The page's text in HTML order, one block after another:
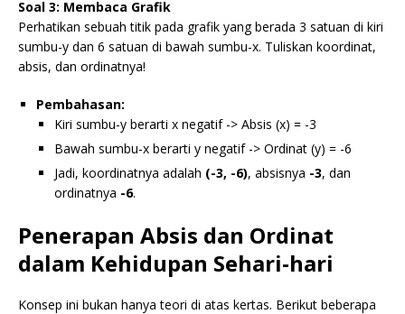
Soal 3: Membaca Grafik
Perhatikan sebuah titik pada grafik yang berada 3 satuan di kiri
sumbu-y dan 6 satuan di bawah sumbu-x. Tuliskan koordinat,
absis, dan ordinatnya!
Pembahasan:
Kiri sumbu-y berarti x negatif -> Absis (x) = -3
Bawah sumbu-x berarti y negatif -> Ordinat (y) = -6
Jadi, koordinatnya adalah (-3, -6), absisnya -3, dan
ordinatnya -6.
Penerapan Absis dan Ordinat
dalam Kehidupan Sehari-hari
Konsep ini bukan hanya teori di atas kertas. Berikut beberapa